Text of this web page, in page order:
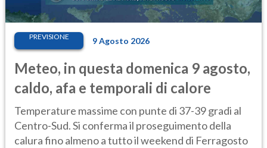
PREVISIONE 9 Agosto 2026
Meteo, in questa domenica 9 agosto,
caldo, afa e temporali di calore
Temperature massime con punte di 37-39 gradi al
Centro-Sud. Si conferma il proseguimento della
calura fino almeno a tutto il weekend di Ferragosto